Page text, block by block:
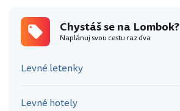
Chystáš se na Lombok?
Naplánuj svou cestu raz dva
Levné letenky
Levné hotely